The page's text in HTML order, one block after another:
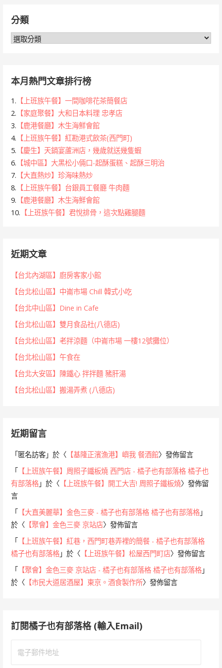
字:分類
分
本月熱門文章排行榜
1. 【上班族午餐】一間咖啡花茶簡餐店
2. 【家庭聚餐】大和日本料理 忠孝店
3. 【鹿港餐廳】木生海鮮會館
4. 【上班族午餐】紅勘港式飲茶(西門町)
5. 【慶生】天鍋宴蘆洲店，幾歲就送幾隻蝦
6. 【城中區】大黑松小倆口-起酥蛋糕、起酥三明治
7. 【大直熱炒】珍海味熱炒
8. 【上班族午餐】台銀員工餐廳 牛肉麵
9. 【鹿港餐廳】木生海鮮會館
10. 【上班族午餐】君悅排骨，這次點雞腿麵
近期文章
【台北內湖區】廚房客家小館
【台北松山區】中崙市場 Chill 韓式小吃
【台北中山區】Dine in Cafe
【台北松山區】雙月食品社(八德店)
【台北松山區】老拌涼麵（中崙市場 一樓12號攤位）
【台北松山區】午食在
【台北大安區】陳鐵心 拌拌麵 豬肝湯
【台北松山區】搬湯弄煮 (八德店)
近期留言
「匿名訪客 」於〈 【基隆正濱漁港】嶼我 餐酒館〉發佈留言
「 【上班族午餐】周照子鐵板燒 西門店 - 橘子也有部落格 橘子也
有部落格 」於〈 【上班族午餐】開工大吉! 周照子鐵板燒〉發佈留
言
「 【大直美麗華】金色三麥 - 橘子也有部落格 橘子也有部落格 」
於〈 【聚會】金色三麥 京站店〉發佈留言
「 【上班族午餐】紅巷，西門町巷弄裡的簡餐 - 橘子也有部落格
橘子也有部落格 」於〈 【上班族午餐】松屋西門町店〉發佈留言
「 【聚會】金色三麥 京站店 - 橘子也有部落格 橘子也有部落格 」
於〈 【市民大道居酒屋】東京。酒食製作所〉發佈留言
訂閱橘子也有部落格 (輸入Email)